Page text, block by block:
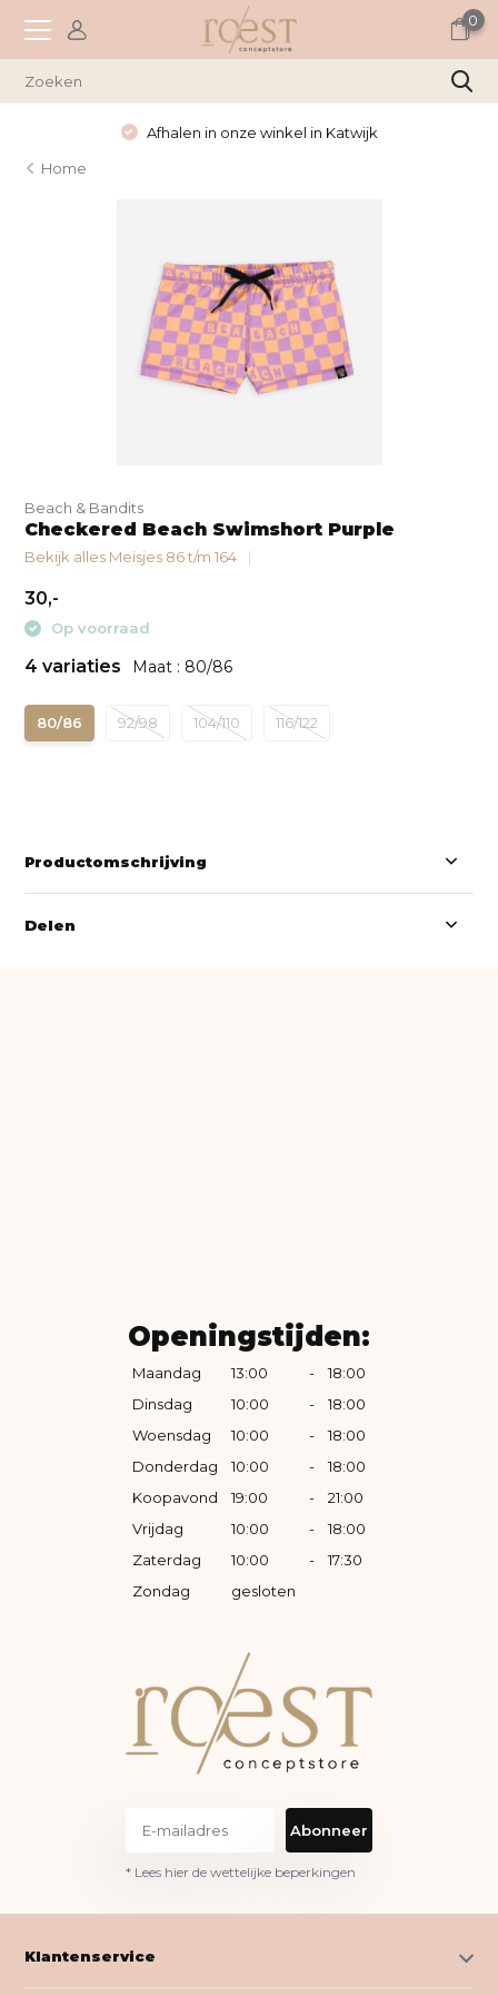
0
Afhalen in onze winkel in Katwijk
Home
Beach & Bandits
Checkered Beach Swimshort Purple
Bekijk alles Meisjes 86 t/m 164
30,-
Op voorraad
4 variaties Maat : 80/86
80/86 92/98 104/110 116/122
Productomschrijving
Delen
Openingstijden:
Maandag 13:00 -
18:00
Dinsdag
10:00 -
18:00
Woensdag
10:00 -
18:00
Donderdag
10:00 -
18:00
Koopavond
19:00 -
21:00
Vrijdag
10:00 -
18:00
Zaterdag
10:00 -
17:30
Zondag
gesloten
Abonneer
* Lees hier de wettelijke beperkingen
Klantenservice